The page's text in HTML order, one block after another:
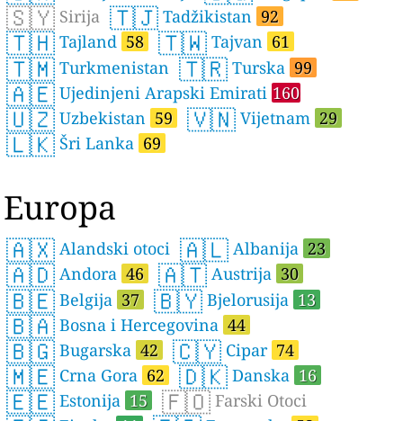
🇸🇾 Sirija 🇹🇯 Tadžikistan 92
🇹🇭 Tajland 58 🇹🇼 Tajvan 61
🇹🇲 Turkmenistan 🇹🇷 Turska 99
🇦🇪 Ujedinjeni Arapski Emirati 160
🇺🇿 Uzbekistan 59 🇻🇳 Vijetnam 29
🇱🇰 Šri Lanka 69
Europa
🇦🇽 Alandski otoci 🇦🇱 Albanija 23
🇦🇩 Andora 46 🇦🇹 Austrija 30
🇧🇪 Belgija 37 🇧🇾 Bjelorusija 13
🇧🇦 Bosna i Hercegovina 44
🇧🇬 Bugarska 42 🇨🇾 Cipar 74
🇲🇪 Crna Gora 62 🇩🇰 Danska 16
🇪🇪 Estonija 15 🇫🇴 Farski Otoci